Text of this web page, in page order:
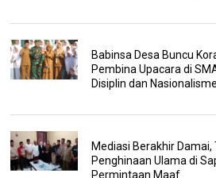
Babinsa Desa Buncu
Pembina Upacara di
Disiplin dan Nasionalisme
Mediasi Berakhir
Penghinaan Ulama di
Permintaan Maaf